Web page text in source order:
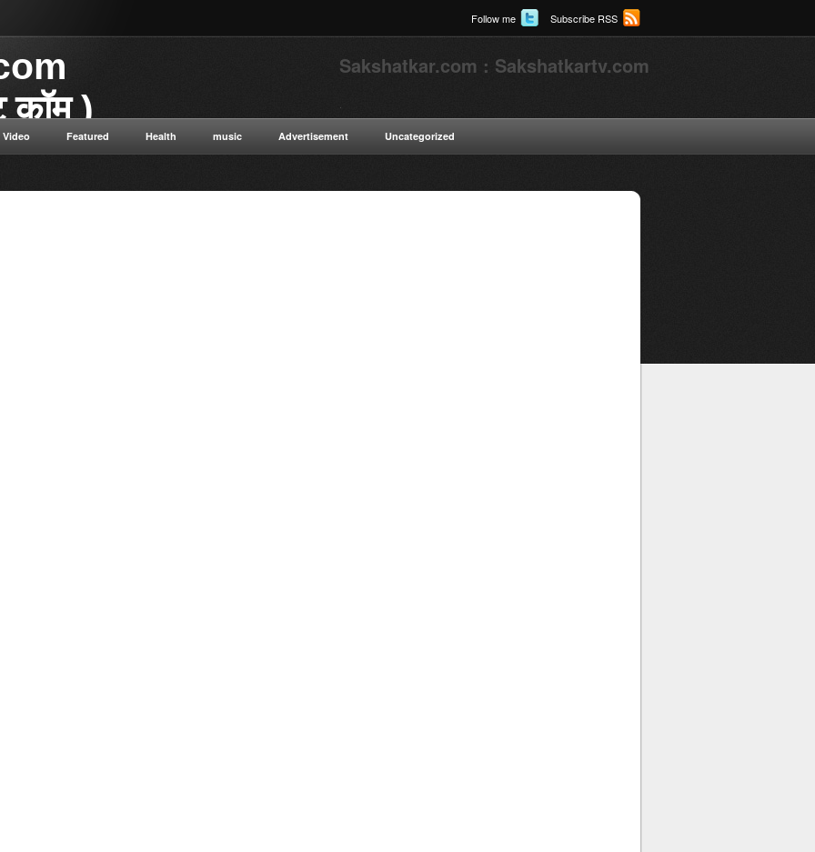
Follow me Subscribe RSS
कॉम )
डॉट कॉम विज्ञान से संबंधित
सत्य सनातन संस्कृति नई नई
सेक्स संबंधित रोग एवं उपचार की
Sakshatkar.com : Sakshatkartv.com
Video Featured Health music Advertisement Uncategorized